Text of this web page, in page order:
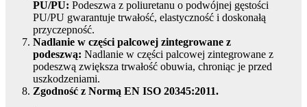
PU/PU: Podeszwa z poliuretanu o podwójnej gęstości
PU/PU gwarantuje trwałość, elastyczność i doskonałą
przyczepność.
Nadlanie w części palcowej zintegrowane z
podeszwą: Nadlanie w części palcowej zintegrowane z
podeszwą zwiększa trwałość obuwia, chroniąc je przed
uszkodzeniami.
Zgodność z Normą EN ISO 20345:2011.